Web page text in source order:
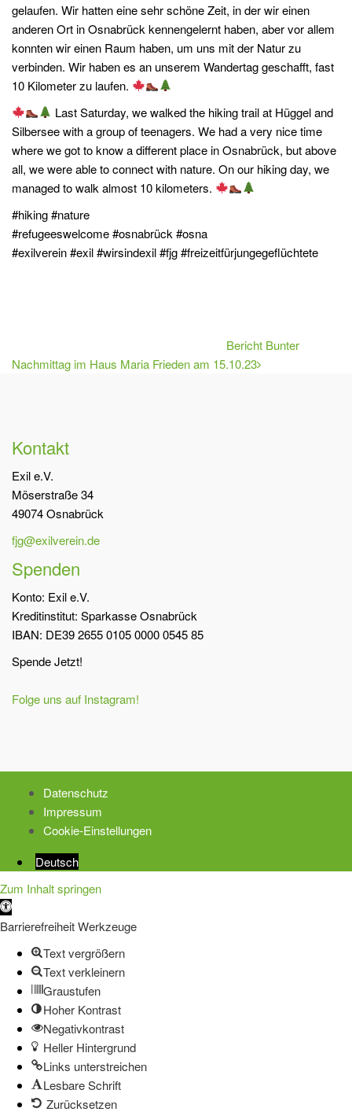
gelaufen. Wir hatten eine sehr schöne Zeit, in der wir einen
anderen Ort in Osnabrück kennengelernt haben, aber vor allem
konnten wir einen Raum haben, um uns mit der Natur zu
verbinden. Wir haben es an unserem Wandertag geschafft, fast
10 Kilometer zu laufen.
Last Saturday, we walked the hiking trail at Hüggel and
Silbersee with a group of teenagers. We had a very nice time
where we got to know a different place in Osnabrück, but above
all, we were able to connect with nature. On our hiking day, we
managed to walk almost 10 kilometers.
#hiking #nature
#refugeeswelcome #osnabrück #osna
#exilverein #exil #wirsindexil #fjg #freizeitfürjungegeflüchtete
Bericht Bunter
Nachmittag im Haus Maria Frieden am 15.10.23
Kontakt
Exil e.V.
Möserstraße 34
49074 Osnabrück
fjg@exilverein.de
Spenden
Konto: Exil e.V.
Kreditinstitut: Sparkasse Osnabrück
IBAN: DE39 2655 0105 0000 0545 85
Spende Jetzt!
Folge uns auf Instagram!
Datenschutz
Impressum
Cookie-Einstellungen
Deutsch
Zum Inhalt springen
Werkzeugleiste
öffnen
Barrierefreiheit Werkzeuge
Text vergrößern
Text verkleinern
Graustufen
Hoher Kontrast
Negativkontrast
Heller Hintergrund
Links unterstreichen
Lesbare Schrift
Zurücksetzen